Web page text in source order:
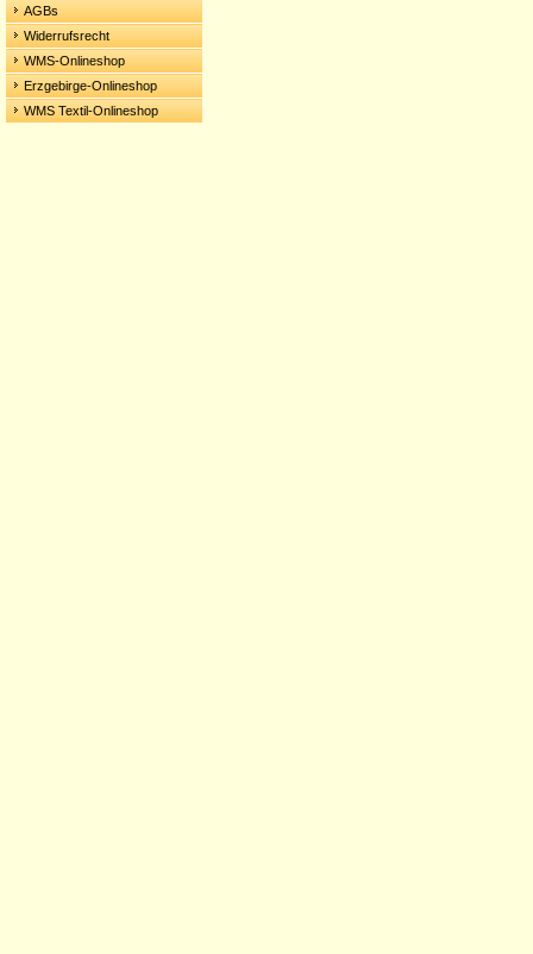
AGBs
Widerrufsrecht
WMS-Onlineshop
Erzgebirge-Onlineshop
WMS Textil-Onlineshop